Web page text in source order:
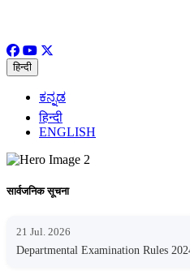
हिन्दी
ಕನ್ನಡ
हिन्दी
ENGLISH
सार्वजनिक सूचना
21 Jul. 2026
Departmental Examination Rules